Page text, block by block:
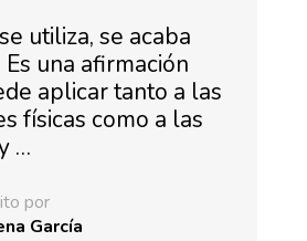
utiliza, se acaba
una afirmación
aplicar tanto a las
físicas como a las
…
por
García